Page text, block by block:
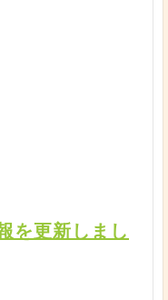
を更新しまし